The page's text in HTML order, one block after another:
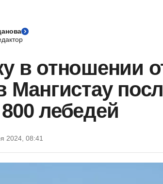
в отношении
Мангистау
лебедей
2024, 08:41